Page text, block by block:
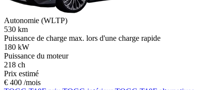
Autonomie (WLTP)
530 km
Puissance de charge max. lors d'une charge rapide
180 kW
Puissance du moteur
218 ch
Prix estimé
€ 400 /mois